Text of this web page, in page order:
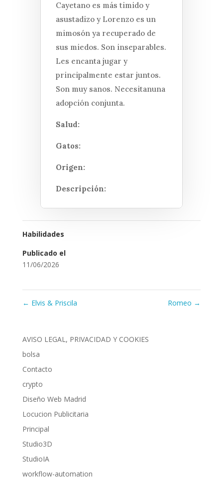
Cayetano es más timido y
asustadizo y Lorenzo es un
mimosón ya recuperado de
sus miedos. Son inseparables.
Les encanta jugar y
principalmente estar juntos.
Son muy sanos. Necesitanuna
adopción conjunta.
Salud:
Gatos:
Origen:
Descripción:
Habilidades
Publicado el
11/06/2026
← Elvis & Priscila Romeo →
AVISO LEGAL, PRIVACIDAD Y COOKIES
bolsa
Contacto
crypto
Diseño Web Madrid
Locucion Publicitaria
Principal
Studio3D
StudioIA
workflow-automation